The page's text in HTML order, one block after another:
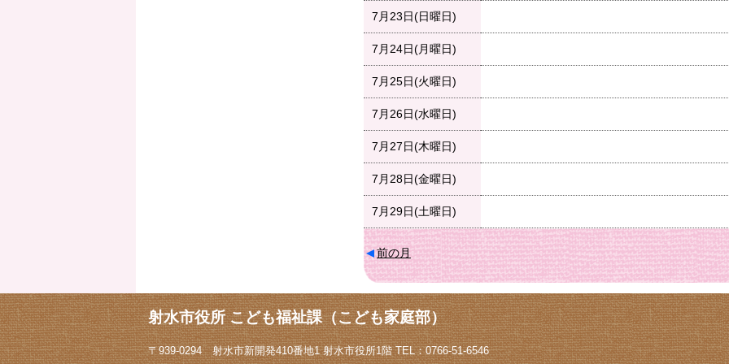
7月23日(日曜日)
7月24日(月曜日)
7月25日(火曜日)
7月26日(水曜日)
7月27日(木曜日)
7月28日(金曜日)
7月29日(土曜日)
前の月
射水市役所 こども福祉課（こども家庭部）
〒939-0294 射水市新開発410番地1 射水市役所1階 TEL：0766-51-6546